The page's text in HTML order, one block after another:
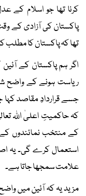
کرنا تھا جو اسلام کے
پاکستان کی آزادی کے
تھا کہ پاکستان کا مطلب
اگر ہم پاکستان کے
ریاست ہونے کے واضح
جسے قراردادِ مقاصد
کہ حاکمیتِ اعلیٰ اللہ
کے منتخب نمائندوں کے
استعمال کرے گی۔ یہ
علامت سمجھا جاتا ہے۔
مزید یہ کہ آئین میں